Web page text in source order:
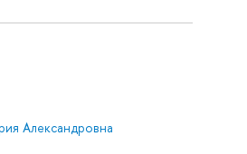
Александровна